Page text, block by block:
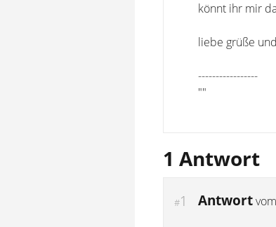
könnt ihr mir
liebe grüße
-----------------
""
1 Antwort
#1 Antwortvom